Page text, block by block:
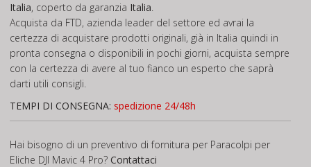
Italia, coperto da garanzia Italia.
Acquista da FTD, azienda leader del settore ed avrai la
certezza di acquistare prodotti originali, già in Italia quindi in
pronta consegna o disponibili in pochi giorni, acquista sempre
con la certezza di avere al tuo fianco un esperto che saprà
darti utili consigli.
TEMPI DI CONSEGNA: spedizione 24/48h
Hai bisogno di un preventivo di fornitura per Paracolpi per
Eliche DJI Mavic 4 Pro? Contattaci